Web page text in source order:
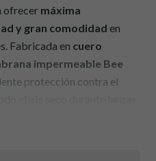
ofrecer máxima
y gran comodidad en
Fabricada en cuero
impermeable Bee
protección contra el